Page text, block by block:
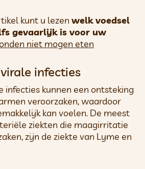
kunt u lezen welk voedsel
gevaarlijk is voor uw
niet mogen eten
infecties
infecties kunnen een ontsteking
veroorzaken, waardoor
kan voelen. De meest
ziekten die maagirritatie
zijn de ziekte van Lyme en